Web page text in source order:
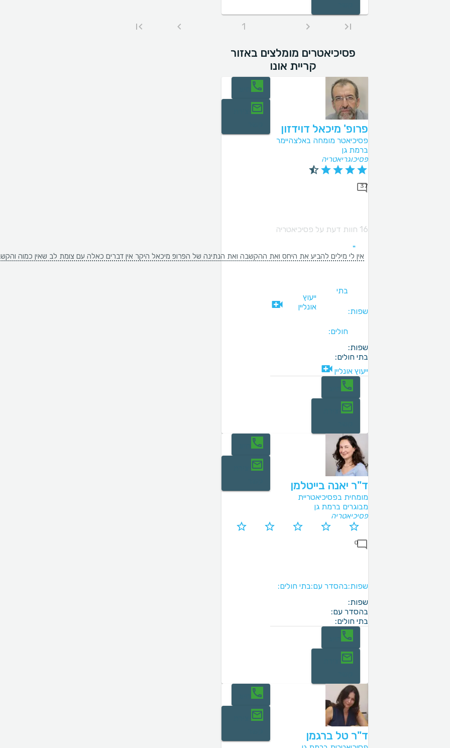
1
פסיכיאטרים מומלצים באזור
קריית אונו
פרופ' מיכאל דוידזון
פסיכיאטר מומחה באלצהיימר
ברמת גן
פסיכוגריאטריה
37
16 חוות דעת על פסיכיאטריה
אין לי מילים להביע את היחס ואת ההקשבה ואת הנתינה של הפרופ מיכאל היקר אין דברים כאלה עם צומת לב שאין כמוה
שפות:
בתי
חולים:
ייעוץ
אונליין
שפות:
בתי חולים:
ייעוץ אונליין
ד"ר יאנה בייטלמן
מומחית בפסיכיאטריית
מבוגרים ברמת גן
פסיכיאטריה
0
שפות:בהסדר עם:בתי חולים:
שפות:
בהסדר עם:
בתי חולים:
ד"ר טל ברגמן